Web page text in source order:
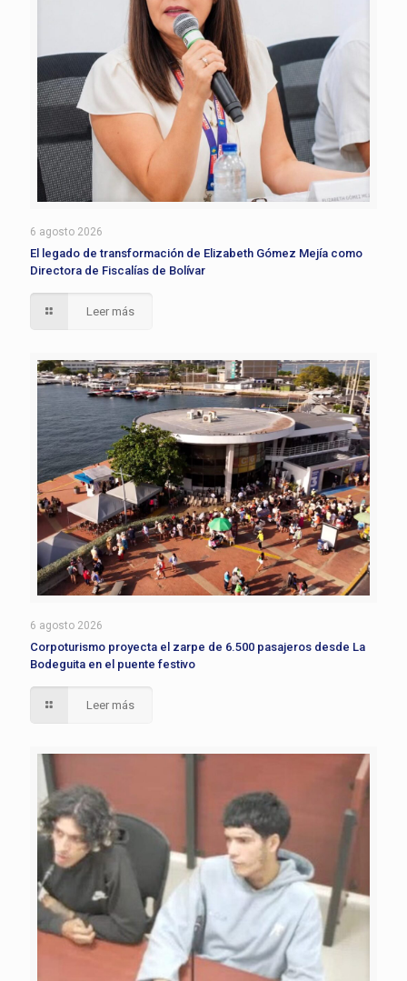
6 agosto 2026
El legado de transformación de Elizabeth Gómez Mejía como
Directora de Fiscalías de Bolívar
Leer más
6 agosto 2026
Corpoturismo proyecta el zarpe de 6.500 pasajeros desde La
Bodeguita en el puente festivo
Leer más